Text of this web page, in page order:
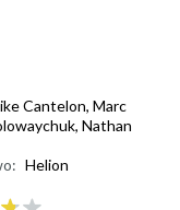
Cantelon, Marc
, Nathan
Helion